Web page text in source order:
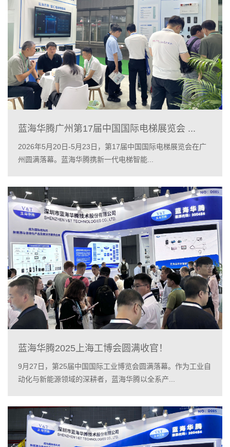
蓝海华腾广州第17届中国国际电梯展览会 ...
2026年5月20日-5月23日，第17届中国国际电梯展览会在广
州圆满落幕。蓝海华腾携新一代电梯智能...
蓝海华腾2025上海工博会圆满收官！
9月27日，第25届中国国际工业博览会圆满落幕。作为工业自
动化与新能源领域的深耕者，蓝海华腾以全系产...